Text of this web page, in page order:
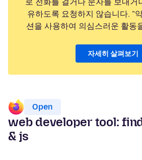
유하도록 요청하지 않습니다. "
션을 사용하여 의심스러운 활동
자세히 살펴보기
Open
web developer tool:
& js